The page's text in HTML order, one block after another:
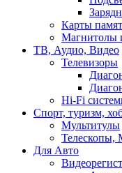
Карты
Магнитолы
ТВ, Аудио, Видео
Телевизоры
Hi-Fi
Спорт, туризм,
Мультитулы
Телескопы,
Для Авто